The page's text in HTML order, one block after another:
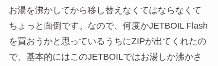
お湯を沸かしてから移し替えなくてはならなくて
ちょっと面倒です。なので、何度かJETBOIL Flash
を買おうかと思っているうちにZIPが出てくれたの
で、基本的にはこのJETBOILではお湯しか沸かさ